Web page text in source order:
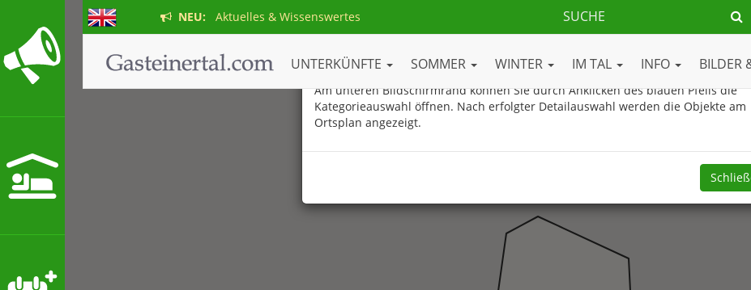
NEU: Aktuelles & Wissenswertes
UNTERKÜNFTE SOMMER WINTER IM TAL INFO BILDER
Am unteren Bildschirmrand können Sie durch Anklicken des blauen Pfeils die
Kategorieauswahl öffnen. Nach erfolgter Detailauswahl werden die Objekte am
Ortsplan angezeigt.